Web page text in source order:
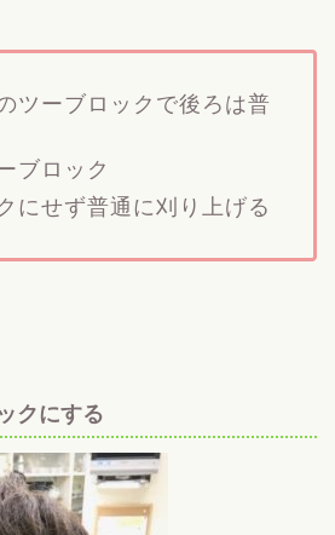
ツーブロックで後ろは普
ブロック
にせず普通に刈り上げる
クにする